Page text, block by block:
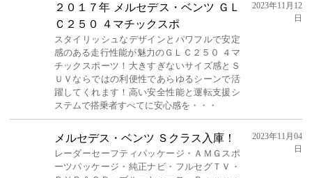
２０１７年 メルセデス・ベンツ ＧＬ
Ｃ２５０ ４マチックスポ
スタイリッシュなデザインとパワフルで安定
感のある走行性能が魅力のＧＬＣ２５０ ４マ
チックスポーツ！大きすぎないサイズ感とＳ
ＵＶならではの利便性であらゆるシーンで活
躍してくれます！高い安全性能と運転支援シ
ステムで搭乗者すべてに安心感を・・・
2023年11月12
日
メルセデス・ベンツ Ｓクラス入庫！
レーダーセーフティパッケージ・ＡＭＧスポ
ーツパッケージ・純正ナビ・フルセグＴＶ・
2023年11月04
日